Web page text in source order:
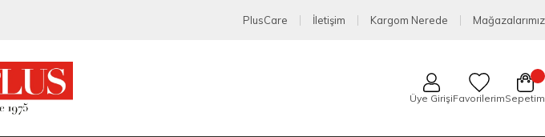
PlusCare İletişim Kargom Nerede Mağazalarımız
Üye GirişiFavorilerimSepetim